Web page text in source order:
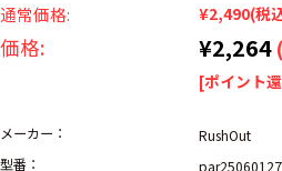
Search by Hotword 今週のHOT
通常価格: ¥2,490(税
価格: ¥2,264
[ポイント
メーカー：
RushOut
型番：
par25060127